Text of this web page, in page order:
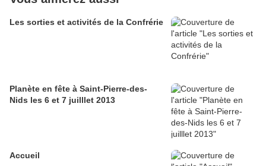
Les sorties et activités de la Confrérie
Planète en fête à Saint-Pierre-des-
Nids les 6 et 7 juilllet 2013
Accueil